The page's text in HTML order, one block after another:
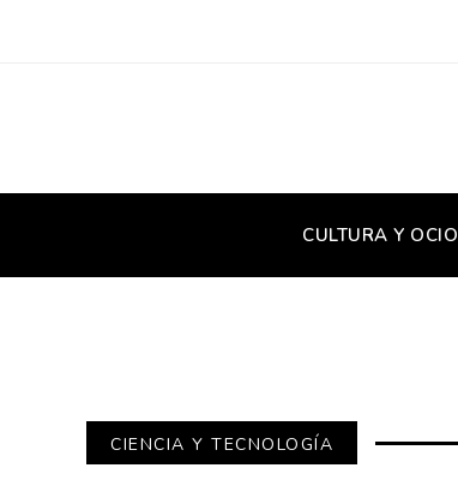
CULTURA Y OCIO
CIENCIA Y TECNOLOGÍA